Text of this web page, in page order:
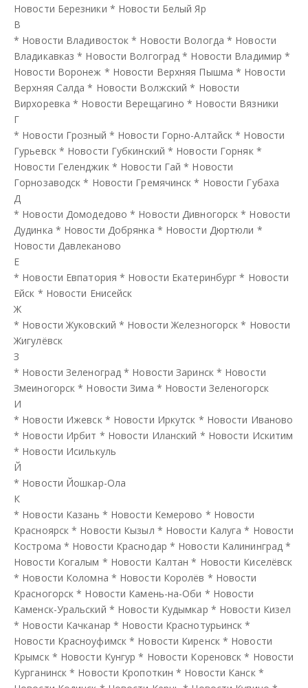
Новости Березники * Новости Белый Яр
В
* Новости Владивосток * Новости Вологда * Новости
Владикавказ * Новости Волгоград * Новости Владимир *
Новости Воронеж * Новости Верхняя Пышма * Новости
Верхняя Салда * Новости Волжский * Новости
Вирхоревка * Новости Верещагино * Новости Вязники
Г
* Новости Грозный * Новости Горно-Алтайск * Новости
Гурьевск * Новости Губкинский * Новости Горняк *
Новости Геленджик * Новости Гай * Новости
Горнозаводск * Новости Гремячинск * Новости Губаха
Д
* Новости Домодедово * Новости Дивногорск * Новости
Дудинка * Новости Добрянка * Новости Дюртюли *
Новости Давлеканово
Е
* Новости Евпатория * Новости Екатеринбург * Новости
Ейск * Новости Енисейск
Ж
* Новости Жуковский * Новости Железногорск * Новости
Жигулёвск
З
* Новости Зеленоград * Новости Заринск * Новости
Змеиногорск * Новости Зима * Новости Зеленогорск
И
* Новости Ижевск * Новости Иркутск * Новости Иваново
* Новости Ирбит * Новости Иланский * Новости Искитим
* Новости Исилькуль
Й
* Новости Йошкар-Ола
К
* Новости Казань * Новости Кемерово * Новости
Красноярск * Новости Кызыл * Новости Калуга * Новости
Кострома * Новости Краснодар * Новости Калининград *
Новости Когалым * Новости Калтан * Новости Киселёвск
* Новости Коломна * Новости Королёв * Новости
Красногорск * Новости Камень-на-Оби * Новости
Каменск-Уральский * Новости Кудымкар * Новости Кизел
* Новости Качканар * Новости Краснотурьинск *
Новости Красноуфимск * Новости Киренск * Новости
Крымск * Новости Кунгур * Новости Кореновск * Новости
Курганинск * Новости Кропоткин * Новости Канск *